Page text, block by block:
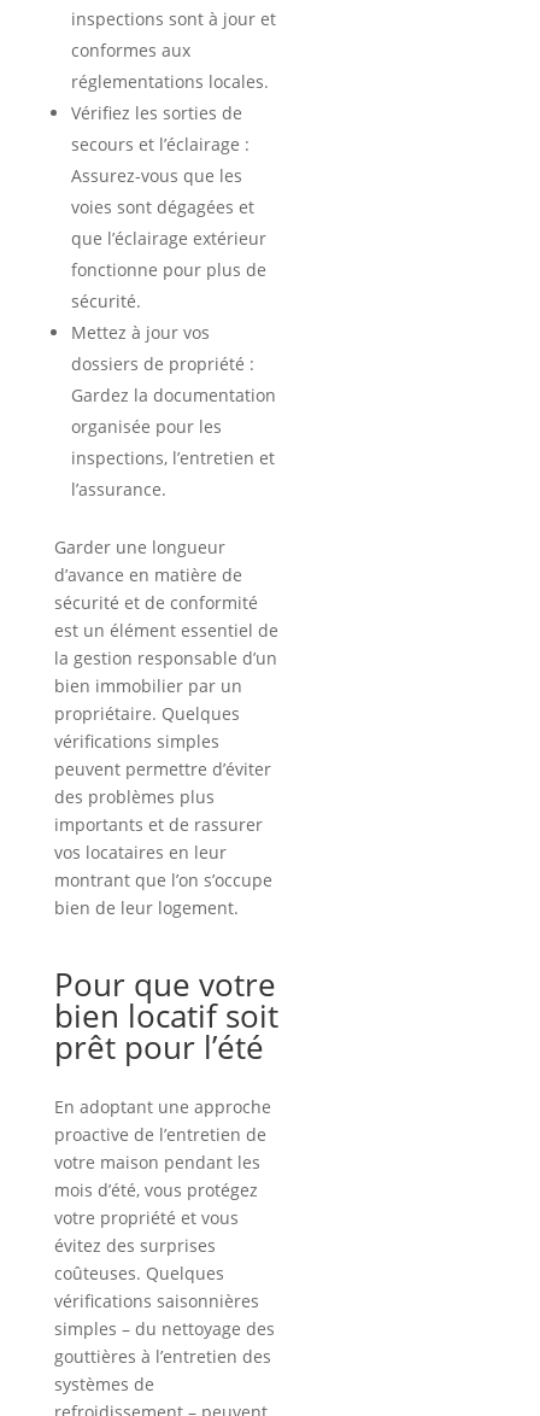
inspections sont à jour et
conformes aux
réglementations locales.
Vérifiez les sorties de
secours et l’éclairage :
Assurez-vous que les
voies sont dégagées et
que l’éclairage extérieur
fonctionne pour plus de
sécurité.
Mettez à jour vos
dossiers de propriété :
Gardez la documentation
organisée pour les
inspections, l’entretien et
l’assurance.
Garder une longueur
d’avance en matière de
sécurité et de conformité
est un élément essentiel de
la gestion responsable d’un
bien immobilier par un
propriétaire. Quelques
vérifications simples
peuvent permettre d’éviter
des problèmes plus
importants et de rassurer
vos locataires en leur
montrant que l’on s’occupe
bien de leur logement.
Pour que votre
bien locatif soit
prêt pour l’été
En adoptant une approche
proactive de l’entretien de
votre maison pendant les
mois d’été, vous protégez
votre propriété et vous
évitez des surprises
coûteuses. Quelques
vérifications saisonnières
simples – du nettoyage des
gouttières à l’entretien des
systèmes de